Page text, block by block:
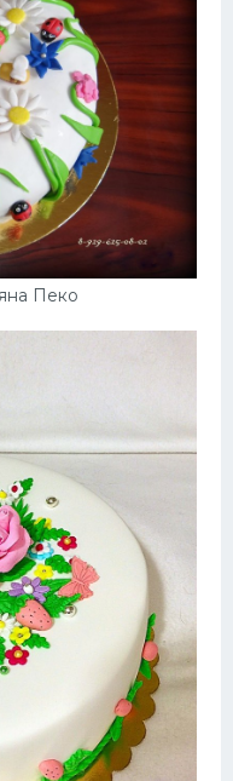
Пеко